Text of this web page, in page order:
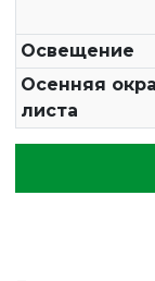
Освещение
Осенняя
листа